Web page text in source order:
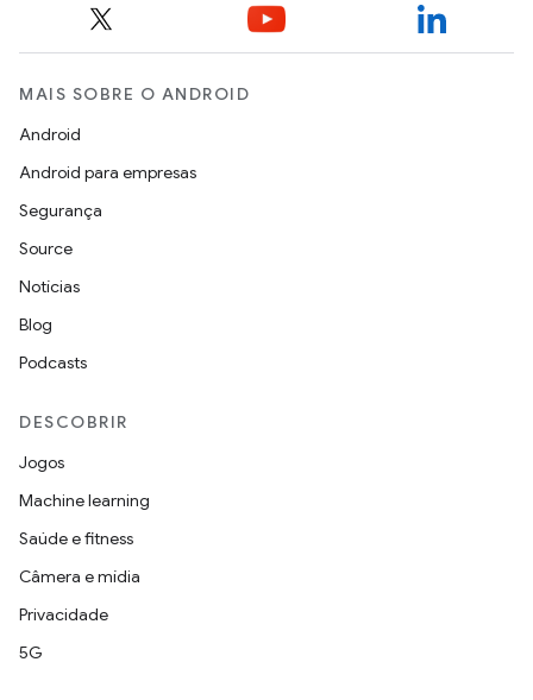
MAIS SOBRE O ANDROID
Android
Android para empresas
Segurança
Source
Notícias
Blog
Podcasts
DESCOBRIR
Jogos
Machine learning
Saúde e fitness
Câmera e mídia
Privacidade
5G